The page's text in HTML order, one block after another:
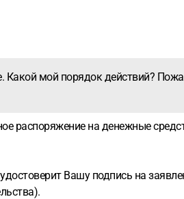
мой порядок действий?
распоряжение на денежные
Вашу подпись на